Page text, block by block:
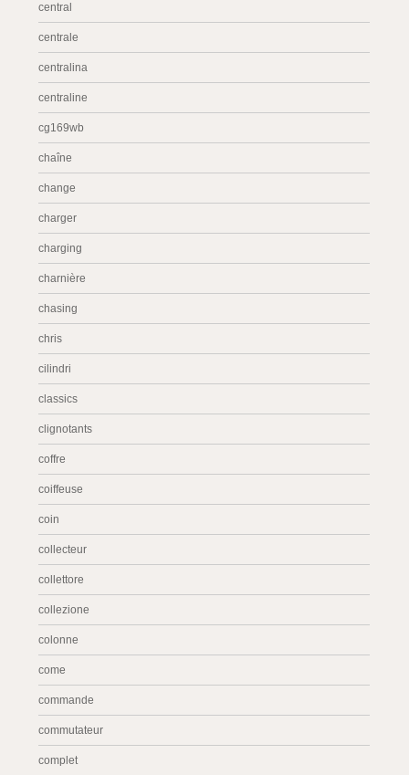
central
centrale
centralina
centraline
cg169wb
chaîne
change
charger
charging
charnière
chasing
chris
cilindri
classics
clignotants
coffre
coiffeuse
coin
collecteur
collettore
collezione
colonne
come
commande
commutateur
complet